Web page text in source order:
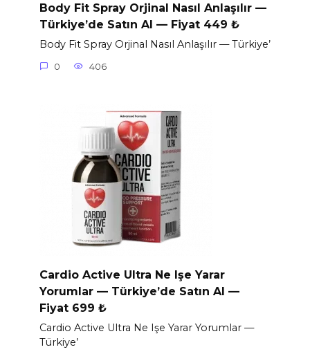
Body Fit Spray Orjinal Nasıl Anlaşılır —
Türkiye’de Satın Al — Fiyat 449 ₺
Body Fit Spray Orjinal Nasıl Anlaşılır — Türkiye’
0 406
Cardio Active Ultra Ne Işe Yarar
Yorumlar — Türkiye’de Satın Al —
Fiyat 699 ₺
Cardio Active Ultra Ne Işe Yarar Yorumlar —
Türkiye’